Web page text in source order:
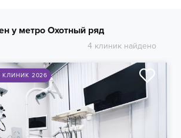
у метро Охотный ряд
4 клиник найдено
2026